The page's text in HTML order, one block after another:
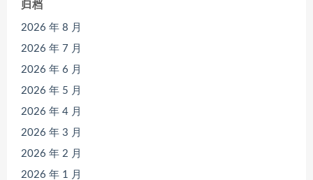
归档
2026 年 8 月
2026 年 7 月
2026 年 6 月
2026 年 5 月
2026 年 4 月
2026 年 3 月
2026 年 2 月
2026 年 1 月